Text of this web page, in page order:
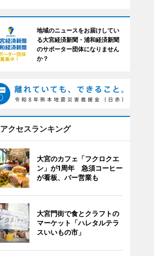
地域のニュースをお届けしてい
る大宮経済新聞・浦和経済新聞
のサポーター団体になりません
か？
アクセスランキング
大宮のカフェ「フクロクエ
ン」が1周年 急須コーヒー
が看板、バー営業も
大宮門街で食とクラフトの
マーケット「ハレタルテラ
スいいもの市」